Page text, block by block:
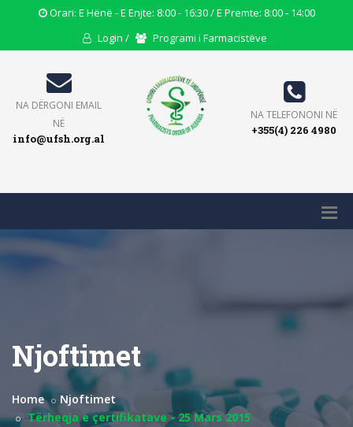
Opening
Orari: E Hënë - E Enjte: 8:00 - 16:30 / E Premte: 8:00 - 14:00
User
Login /
Users
Programi i Farmacistëve
Email
NA DËRGONI EMAIL
NË
info@ufsh.org.al
Phone
Icon
NA TELEFONONI NË
+355(4) 226 4980
Njoftimet
Home
Njoftimet
Tërheqja e çertifikatave - 25 Mars 2015